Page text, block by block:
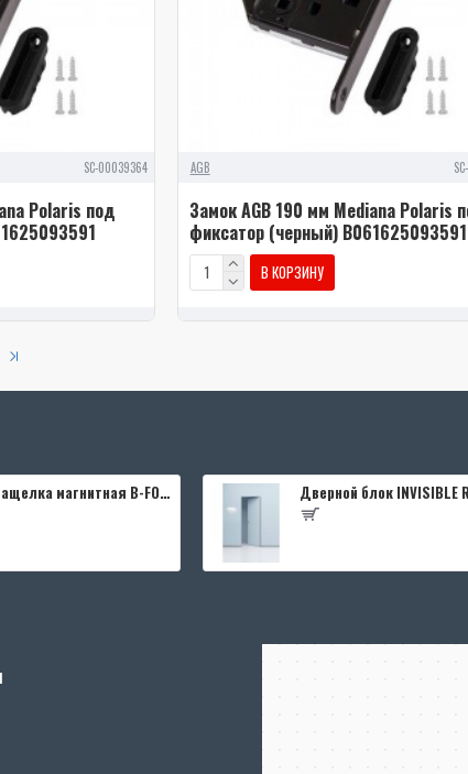
SC-00039364
Polaris под
AGB
Замок AGB 190 мм Mediana Polaris
фиксатор (черный) В061625093591
В КОРЗИНУ
Bonaiti Защелка магнитная B-FOURTY MATT CROME под цилиндр с отв.планкой 190 мм, матовый хром